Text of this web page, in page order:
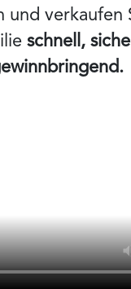
und verkaufen
schnell,